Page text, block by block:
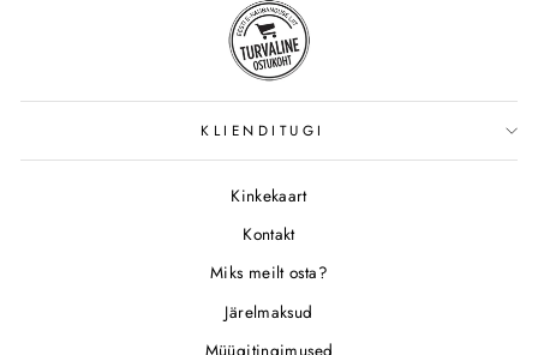
KLIENDITUGI
Kinkekaart
Kontakt
Miks meilt osta?
Järelmaksud